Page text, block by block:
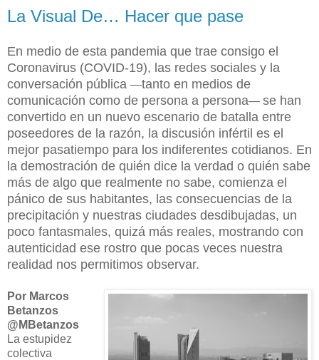
La Visual De… Hacer que pase
En medio de esta pandemia que trae consigo el
Coronavirus (COVID-19), las redes sociales y la
conversación pública —tanto en medios de
comunicación como de persona a persona— se han
convertido en un nuevo escenario de batalla entre
poseedores de la razón, la discusión infértil es el
mejor pasatiempo para los indiferentes cotidianos. En
la demostración de quién dice la verdad o quién sabe
más de algo que realmente no sabe, comienza el
pánico de sus habitantes, las consecuencias de la
precipitación y nuestras ciudades desdibujadas, un
poco fantasmales, quizá más reales, mostrando con
autenticidad ese rostro que pocas veces nuestra
realidad nos permitimos observar.
Por Marcos
Betanzos
@MBetanzos
La estupidez
colectiva